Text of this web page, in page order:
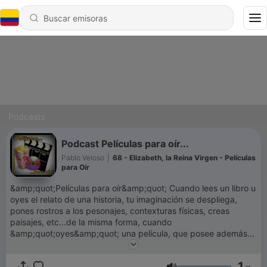
Podcast Películas para oír...
Pablo Veloso
68 - Elizabeth, la Reina Virgen - Películas
para Oír
&amp;quot;Películas para oír&amp;quot; Cuando lees un libro u
oyes el relato de una historia, tu imaginación se despliega,
pones rostros a los pesonajes, contexturas físicas, creas
paisajes, etc...de la misma forma, cuando
&amp;quot;oyes&amp;quot; una película, que posee además
una audiodescripción, es decir, una &amp;quot;voz en